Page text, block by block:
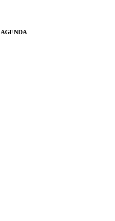
AGENDA